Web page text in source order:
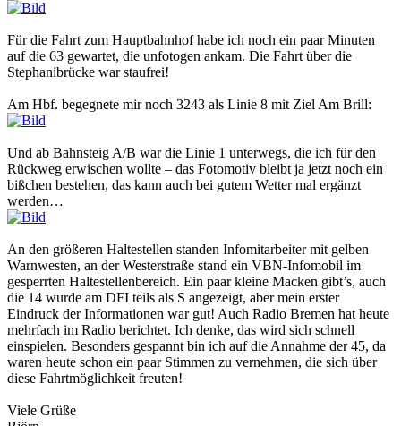
Für die Fahrt zum Hauptbahnhof habe ich noch ein paar Minuten
auf die 63 gewartet, die unfotogen ankam. Die Fahrt über die
Stephanibrücke war staufrei!
Am Hbf. begegnete mir noch 3243 als Linie 8 mit Ziel Am Brill:
Und ab Bahnsteig A/B war die Linie 1 unterwegs, die ich für den
Rückweg erwischen wollte – das Fotomotiv bleibt ja jetzt noch ein
bißchen bestehen, das kann auch bei gutem Wetter mal ergänzt
werden…
An den größeren Haltestellen standen Infomitarbeiter mit gelben
Warnwesten, an der Westerstraße stand ein VBN-Infomobil im
gesperrten Haltestellenbereich. Ein paar kleine Macken gibt’s, auch
die 14 wurde am DFI teils als S angezeigt, aber mein erster
Eindruck der Informationen war gut! Auch Radio Bremen hat heute
mehrfach im Radio berichtet. Ich denke, das wird sich schnell
einspielen. Besonders gespannt bin ich auf die Annahme der 45, da
waren heute schon ein paar Stimmen zu vernehmen, die sich über
diese Fahrtmöglichkeit freuten!
Viele Grüße